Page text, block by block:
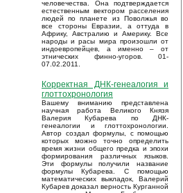
человечества. Она подтверждается
естественным вектором расселения
людей по планете из Поволжья во
все стороны Евразии, а оттуда в
Африку, Австралию и Америку. Все
народы и расы мира произошли от
индоевропейцев, а именно – от
этнических финно-угоров. 01-
07.02.2011.
Корректная ДНК-генеалогия и
глоттохронология
Вашему вниманию представлена
научная работа Великого Князя
Валерия Кубарева по ДНК-
генеалогии и глоттохронологии.
Автор создал формулы, с помощью
которых можно точно определить
время жизни общего предка и эпохи
формирования различных языков.
Эти формулы получили название
формулы Кубарева. С помощью
математических выкладок, Валерий
Кубарев доказал верность Курганной